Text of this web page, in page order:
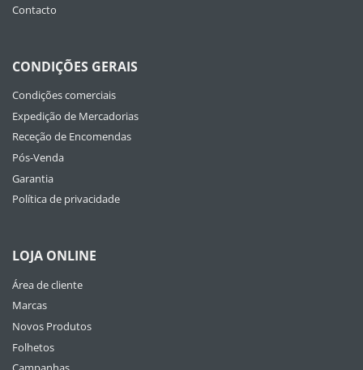
Contacto
CONDIÇÕES GERAIS
Condições comerciais
Expedição de Mercadorias
Receção de Encomendas
Pós-Venda
Garantia
Política de privacidade
LOJA ONLINE
Área de cliente
Marcas
Novos Produtos
Folhetos